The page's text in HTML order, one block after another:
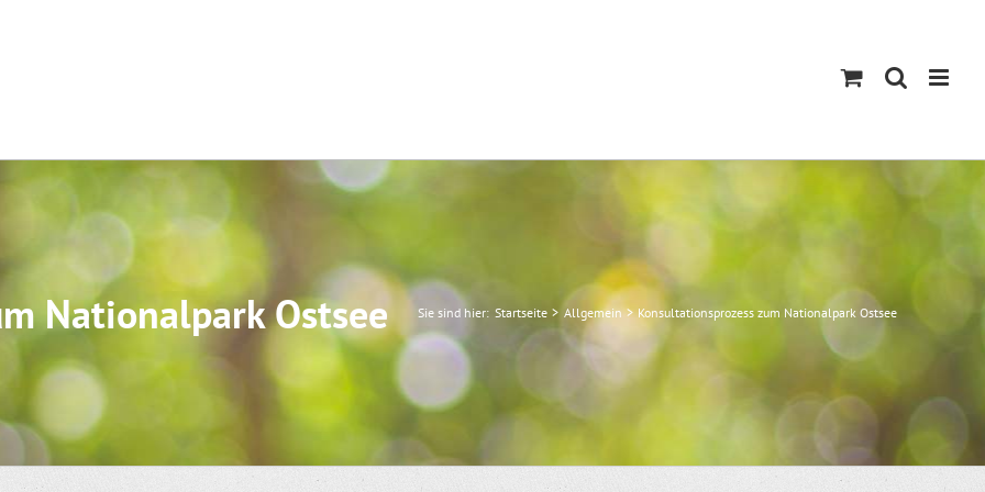
Nationalpark Ostsee Sie sind hier: Startseite Allgemein Konsultationsprozess zum Nationalpark Ostsee